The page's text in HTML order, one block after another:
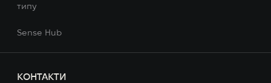
типу
Sense Hub
КOНТАКТИ